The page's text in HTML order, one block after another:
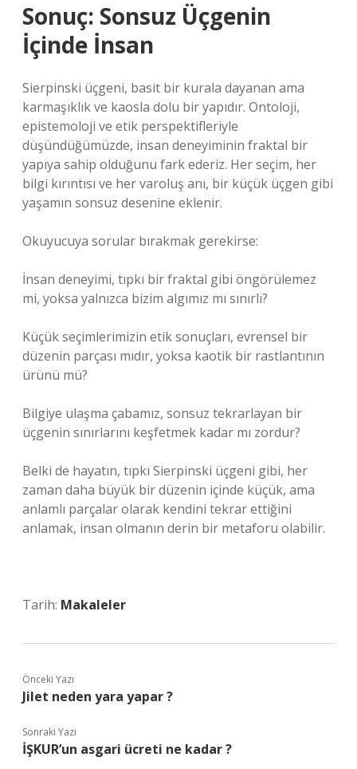
Sonuç: Sonsuz Üçgenin
İçinde İnsan
Sierpinski üçgeni, basit bir kurala dayanan ama
karmaşıklık ve kaosla dolu bir yapıdır. Ontoloji,
epistemoloji ve etik perspektifleriyle
düşündüğümüzde, insan deneyiminin fraktal bir
yapıya sahip olduğunu fark ederiz. Her seçim, her
bilgi kırıntısı ve her varoluş anı, bir küçük üçgen gibi
yaşamın sonsuz desenine eklenir.
Okuyucuya sorular bırakmak gerekirse:
İnsan deneyimi, tıpkı bir fraktal gibi öngörülemez
mi, yoksa yalnızca bizim algımız mı sınırlı?
Küçük seçimlerimizin etik sonuçları, evrensel bir
düzenin parçası mıdır, yoksa kaotik bir rastlantının
ürünü mü?
Bilgiye ulaşma çabamız, sonsuz tekrarlayan bir
üçgenin sınırlarını keşfetmek kadar mı zordur?
Belki de hayatın, tıpkı Sierpinski üçgeni gibi, her
zaman daha büyük bir düzenin içinde küçük, ama
anlamlı parçalar olarak kendini tekrar ettiğini
anlamak, insan olmanın derin bir metaforu olabilir.
Tarih: Makaleler
Önceki Yazı
Jilet neden yara yapar ?
Sonraki Yazı
İŞKUR’un asgari ücreti ne kadar ?